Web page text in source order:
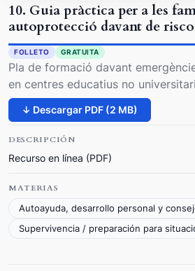
10. Guia pràctica per a les
autoprotecció davant de
FOLLETO GRATUITA
Pla de formació davant
en centres educatius no
↓ Descargar PDF (2 MB)
DESCRIPCIÓN
Recurso en línea (PDF)
MATERIAS
Autoayuda, desarrollo personal y
Supervivencia / preparación para